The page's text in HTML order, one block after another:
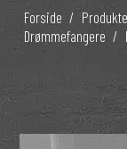
Forside /
Drømmefangere /